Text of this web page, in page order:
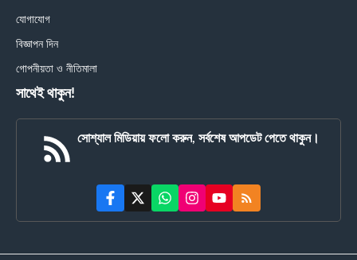
যোগাযোগ
বিজ্ঞাপন দিন
গোপনীয়তা ও নীতিমালা
সাথেই থাকুন!
সোশ্যাল মিডিয়ায় ফলো করুন, সর্বশেষ আপডেট পেতে থাকুন।